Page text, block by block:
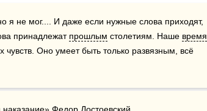
я не мог.... И даже если нужные слова приходят,
принадлежат прошлым столетиям. Наше время
Оно умеет быть только развязным, всё